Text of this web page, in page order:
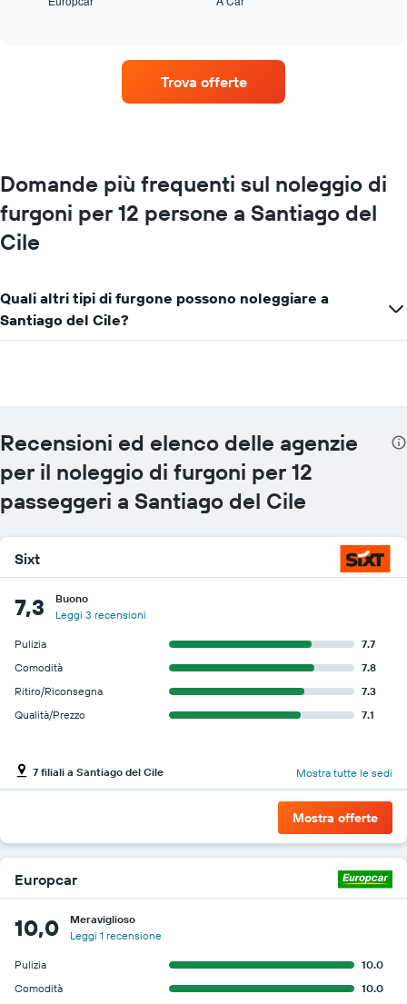
di
sedi
grafico
asse
X
a
noleggio
Il
ha
asse
Y
a
il
prezzo
più
conveniente
di
un'auto
a
le
società
Trova offerte
Domande più frequenti sul noleggio di
furgoni per 12 persone a Santiago del
Cile
Quali altri tipi di furgone possono noleggiare a
Santiago del Cile?
Recensioni ed elenco delle agenzie
per il noleggio di furgoni per 12
passeggeri a Santiago del Cile
Sixt
7,3
Buono
Leggi 3 recensioni
Pulizia
7.7
Comodità
7.8
Ritiro/Riconsegna
7.3
Qualità/Prezzo
7.1
7 filiali a Santiago del Cile Mostra tutte le sedi
Mostra offerte
Europcar
10,0
Meraviglioso
Leggi 1 recensione
Pulizia
10.0
Comodità
10.0